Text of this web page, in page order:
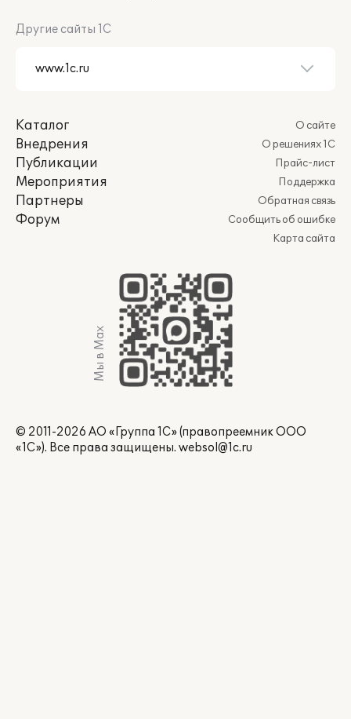
Другие сайты 1С
Каталог
Внедрения
Публикации
Мероприятия
Партнеры
Форум
О сайте
О решениях 1С
Прайс-лист
Поддержка
Обратная связь
Сообщить об ошибке
Карта сайта
Мы в Max
© 2011-2026 АО «Группа 1С» (правопреемник ООО
«1С»). Все права защищены. websol@1c.ru